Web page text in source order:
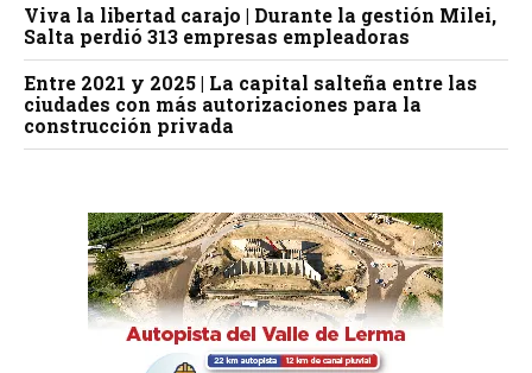
Viva la libertad carajo | Durante la gestión Milei,
Salta perdió 313 empresas empleadoras
Entre 2021 y 2025 | La capital salteña entre las
ciudades con más autorizaciones para la
construcción privada